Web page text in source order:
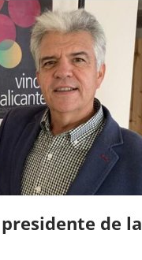
presidente de la